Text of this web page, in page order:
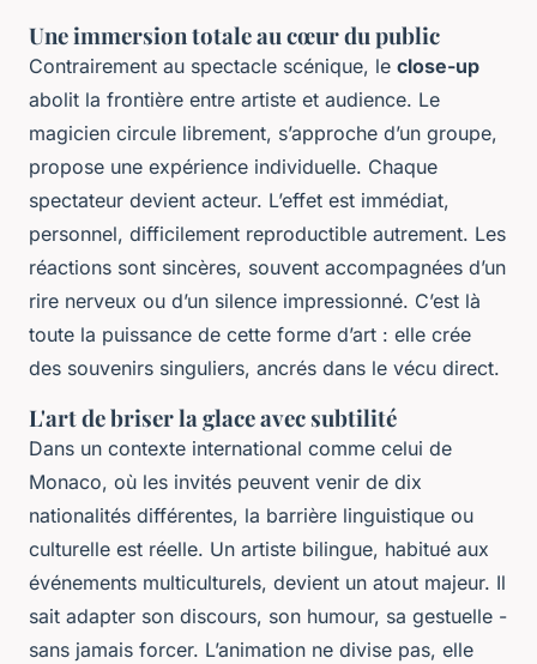
Une immersion totale au cœur du public
Contrairement au spectacle scénique, le close-up
abolit la frontière entre artiste et audience. Le
magicien circule librement, s’approche d’un groupe,
propose une expérience individuelle. Chaque
spectateur devient acteur. L’effet est immédiat,
personnel, difficilement reproductible autrement. Les
réactions sont sincères, souvent accompagnées d’un
rire nerveux ou d’un silence impressionné. C’est là
toute la puissance de cette forme d’art : elle crée
des souvenirs singuliers, ancrés dans le vécu direct.
L'art de briser la glace avec subtilité
Dans un contexte international comme celui de
Monaco, où les invités peuvent venir de dix
nationalités différentes, la barrière linguistique ou
culturelle est réelle. Un artiste bilingue, habitué aux
événements multiculturels, devient un atout majeur. Il
sait adapter son discours, son humour, sa gestuelle -
sans jamais forcer. L’animation ne divise pas, elle